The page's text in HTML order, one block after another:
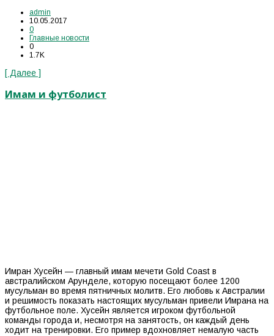
admin
10.05.2017
0
Главные новости
0
1.7K
[ Далее ]
Имам и футболист
Имран Хусейн — главный имам мечети Gold Coast в
австралийском Арунделе, которую посещают более 1200
мусульман во время пятничных молитв. Его любовь к Австралии
и решимость показать настоящих мусульман привели Имрана на
футбольное поле. Хусейн является игроком футбольной
команды города и, несмотря на занятость, он каждый день
ходит на тренировки. Его пример вдохновляет немалую часть